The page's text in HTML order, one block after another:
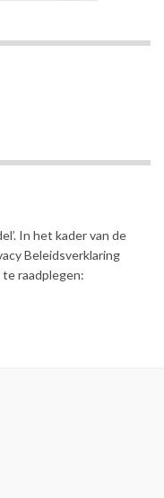
In het kader van de
Beleidsverklaring
raadplegen: